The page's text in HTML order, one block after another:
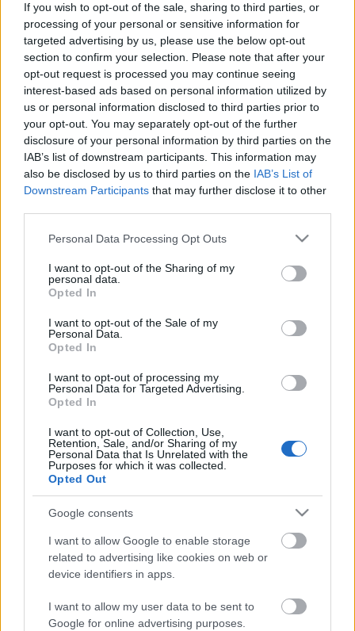
If you wish to opt-out of the sale, sharing to third parties, or
processing of your personal or sensitive information for
targeted advertising by us, please use the below opt-out
section to confirm your selection. Please note that after your
opt-out request is processed you may continue seeing
interest-based ads based on personal information utilized by
us or personal information disclosed to third parties prior to
your opt-out. You may separately opt-out of the further
disclosure of your personal information by third parties on the
IAB’s list of downstream participants. This information may
also be disclosed by us to third parties on the IAB’s List of
Downstream Participants that may further disclose it to other
Please note that this website/app uses one or more Google
not limited to your visit or usage behaviour. You may click to
grant or deny consent to Google and its third-party tags to
use your data for below specified purposes in below Google
consent section.
Personal Data Processing Opt Outs
I want to opt-out of the Sharing of my
personal data.
Opted In
I want to opt-out of the Sale of my
Personal Data.
Opted In
I want to opt-out of processing my
Personal Data for Targeted Advertising.
Opted In
I want to opt-out of Collection, Use,
Retention, Sale, and/or Sharing of my
Personal Data that Is Unrelated with the
Purposes for which it was collected.
Opted Out
Google consents
I want to allow Google to enable storage
related to advertising like cookies on web or
device identifiers in apps.
I want to allow my user data to be sent to
Google for online advertising purposes.
Sam Lee a folkzene egyik igazán különös figurája,
aki brit Bartók Bélaként járja a szigetországot, hogy
felgyűjtse – főleg angol és ír romáktól – a nem ritkán
több mint ezer éves népdalokat, majd
továbbgondolja, modern hangszerelésbe öltöztesse
azokat. Öt éve már fellépett a Müpában, október 12-
én…
Ütős programokkal készül az őszre a
Magyar Zene Háza, jön Sun Kil Moon,
Alva Noto és az Injury Reserve is
srecorder•2022. június 30.
tiszteletét a Magyar Zene Házában, de mindegyikük
egy kicsit más oldalát domborítja ki a zsánernek: az
amerikai alternatív rock egyik vezető alakja, a Red
House Painters zenekarral indult Sun Kil Moon a
nagyon személyes történetmesélésben hisz, Becca…